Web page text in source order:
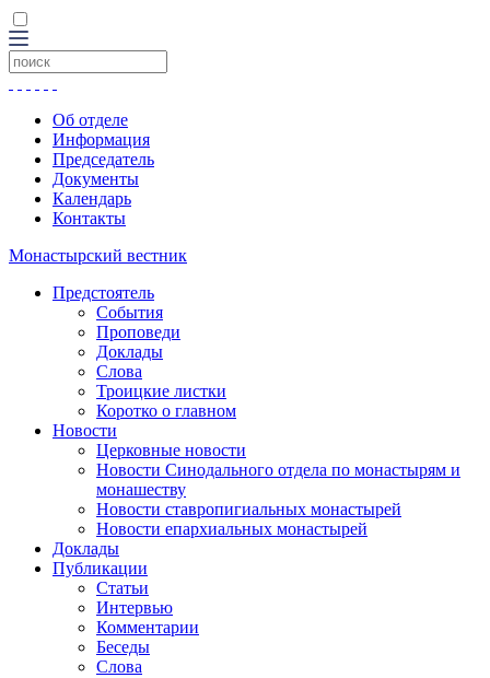
Об отделе
Информация
Председатель
Документы
Календарь
Контакты
Монастырский вестник
Предстоятель
События
Проповеди
Доклады
Слова
Троицкие листки
Коротко о главном
Новости
Церковные новости
Новости Синодального отдела по монастырям и
монашеству
Новости ставропигиальных монастырей
Новости епархиальных монастырей
Доклады
Публикации
Статьи
Интервью
Комментарии
Беседы
Слова